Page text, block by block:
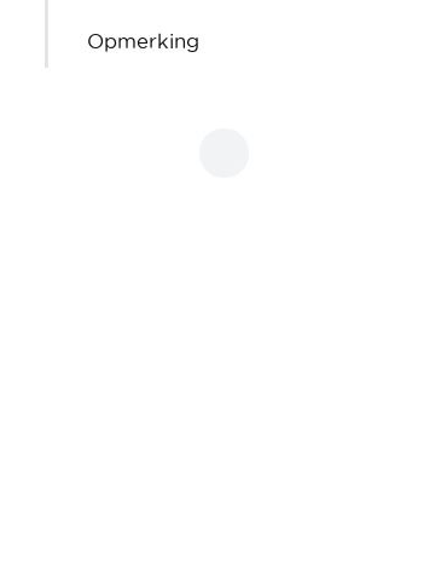
Opmerking